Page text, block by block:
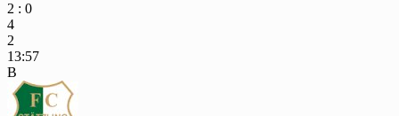
2 : 0
4
2
13:57
B